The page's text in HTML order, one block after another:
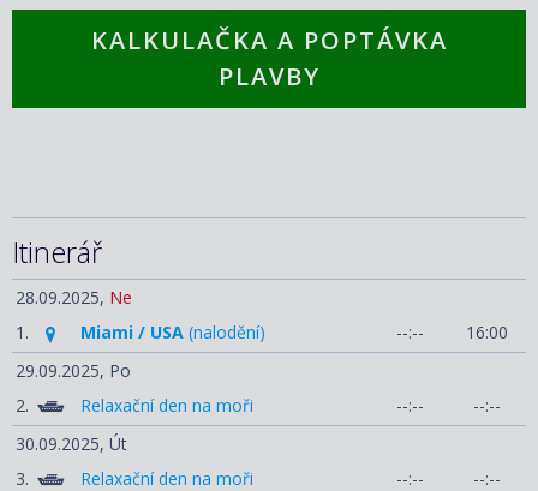
KALKULAČKA A POPTÁVKA
PLAVBY
Itinerář
28.09.2025, Ne
1.
Miami / USA (nalodění) --:--
16:00
29.09.2025, Po
2.
Relaxační den na moři --:--
--:--
30.09.2025, Út
3.
Relaxační den na moři --:--
--:--